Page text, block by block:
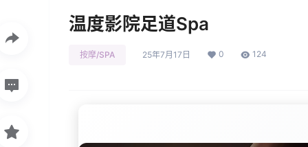
温度影院足道Spa
按摩/SPA 25年7月17日 0 124